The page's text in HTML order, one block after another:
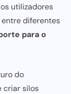
utilizadores
entre diferentes
para o
do
criar silos